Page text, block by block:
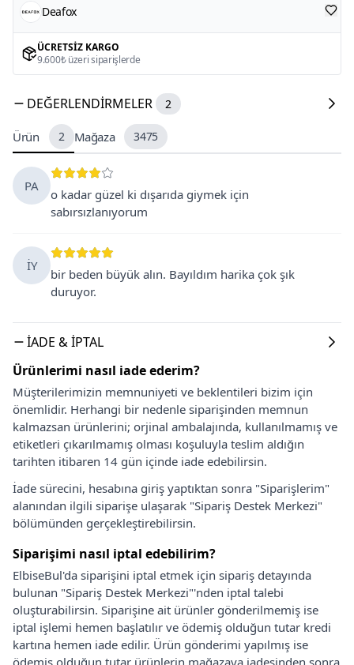
Deafox
ÜCRETSIZ KARGO
9.600₺ üzeri siparişlerde
DEĞERLENDIRMELER 2
Ürün 2 Mağaza 3475
PA
o kadar güzel ki dışarıda giymek için
sabırsızlanıyorum
İY
bir beden büyük alın. Bayıldım harika çok şık
duruyor.
İADE & İPTAL
Ürünlerimi nasıl iade ederim?
Müşterilerimizin memnuniyeti ve beklentileri bizim için
önemlidir. Herhangi bir nedenle siparişinden memnun
kalmazsan ürünlerini; orjinal ambalajında, kullanılmamış ve
etiketleri çıkarılmamış olması koşuluyla teslim aldığın
tarihten itibaren 14 gün içinde iade edebilirsin.
İade sürecini, hesabına giriş yaptıktan sonra "Siparişlerim"
alanından ilgili siparişe ulaşarak "Sipariş Destek Merkezi"
bölümünden gerçekleştirebilirsin.
Siparişimi nasıl iptal edebilirim?
ElbiseBul'da siparişini iptal etmek için sipariş detayında
bulunan "Sipariş Destek Merkezi"'nden iptal talebi
oluşturabilirsin. Siparişine ait ürünler gönderilmemiş ise
iptal işlemi hemen başlatılır ve ödemiş olduğun tutar kredi
kartına hemen iade edilir. Ürün gönderimi yapılmış ise
ödemiş olduğun tutar ürünlerin mağazaya iadesinden sonra